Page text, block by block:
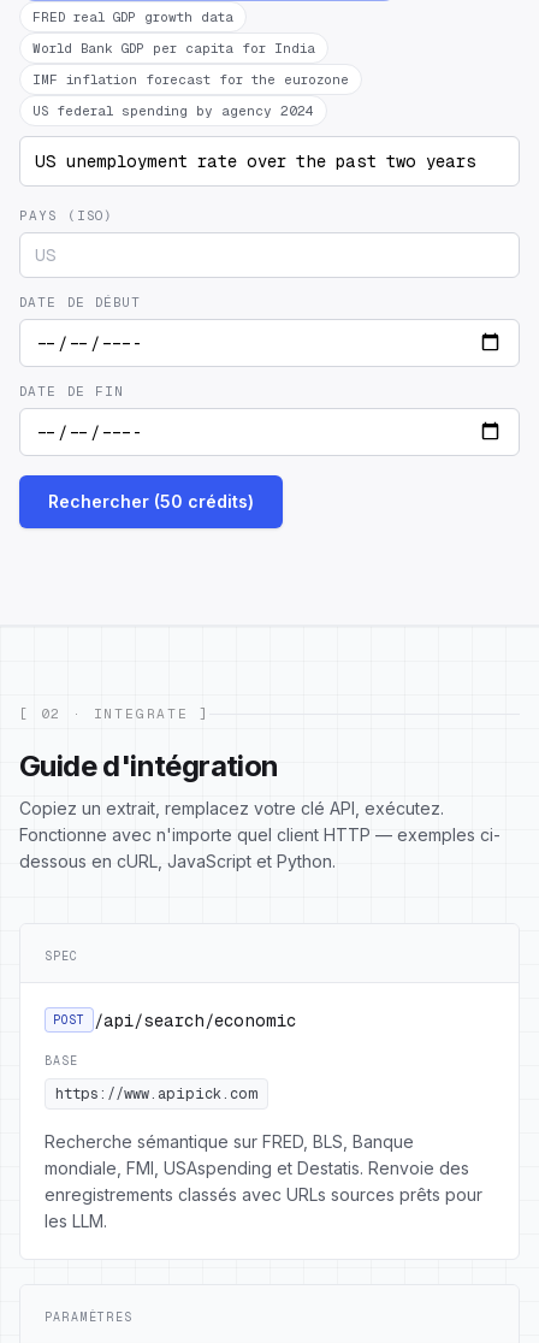
FRED real GDP growth data
World Bank GDP per capita for India
IMF inflation forecast for the eurozone
US federal spending by agency 2024
PAYS (ISO)
DATE DE DÉBUT
DATE DE FIN
Rechercher (50 crédits)
[ 02 · INTEGRATE ]
Guide d'intégration
Copiez un extrait, remplacez votre clé API, exécutez.
Fonctionne avec n'importe quel client HTTP — exemples ci-
dessous en cURL, JavaScript et Python.
SPEC
POST /api/search/economic
BASE
https://www.apipick.com
Recherche sémantique sur FRED, BLS, Banque
mondiale, FMI, USAspending et Destatis. Renvoie des
enregistrements classés avec URLs sources prêts pour
les LLM.
PARAMÈTRES